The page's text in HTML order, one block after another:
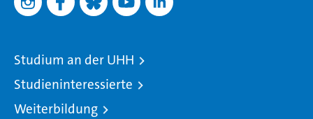
Studium an der UHH
Studieninteressierte
Weiterbildung